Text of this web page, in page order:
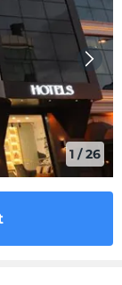
1 /26